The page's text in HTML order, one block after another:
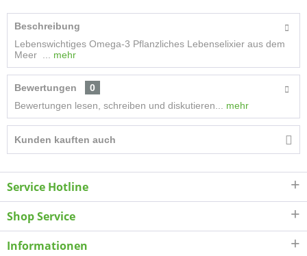
Beschreibung
Lebenswichtiges Omega-3 Pflanzliches Lebenselixier aus dem
Meer ...
mehr
Bewertungen
0
Bewertungen lesen, schreiben und diskutieren...
mehr
Kunden kauften auch
Service Hotline
Shop Service
Informationen